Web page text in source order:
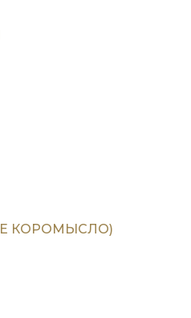
КОРОМЫСЛО)